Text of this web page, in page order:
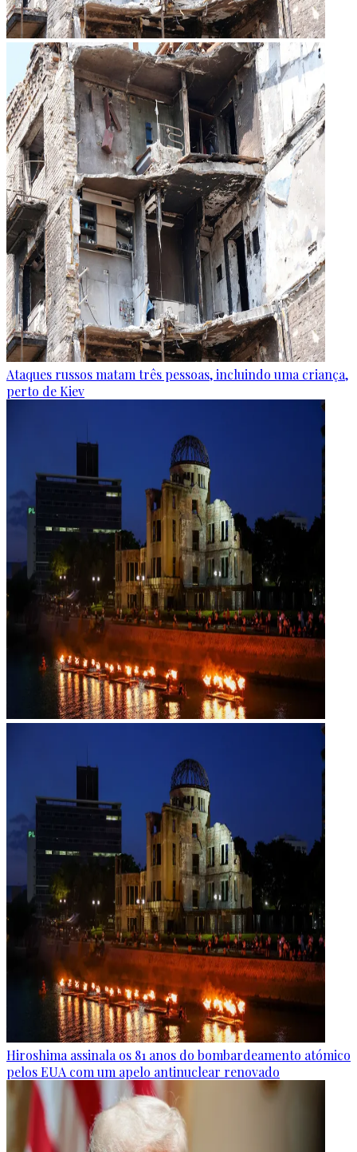
Ataques russos matam três pessoas, incluindo uma criança,
perto de Kiev
Hiroshima assinala os 81 anos do bombardeamento atómico
pelos EUA com um apelo antinuclear renovado